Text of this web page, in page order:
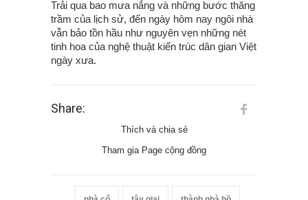
Trải qua bao mưa nắng và những bước thăng
trầm của lịch sử, đến ngày hôm nay ngôi nhà
vẫn bảo tồn hầu như nguyên vẹn những nét
tinh hoa của nghệ thuật kiến trúc dân gian Việt
ngày xưa.
Share:
Thích và chia sẻ
Tham gia Page cộng đồng